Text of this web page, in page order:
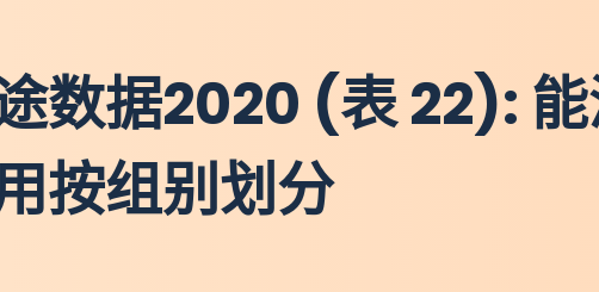
数据2020 (表 22):
按组别划分